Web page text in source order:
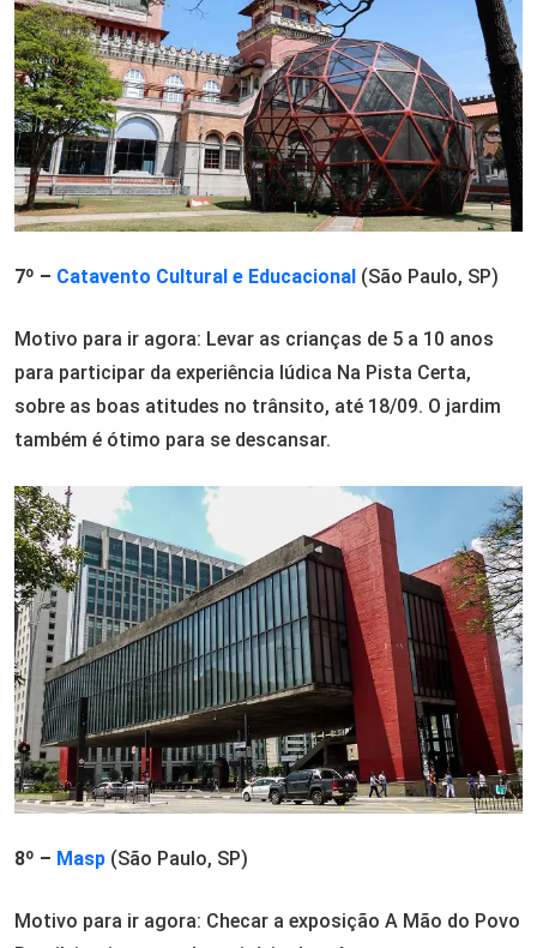
7º – Catavento Cultural e Educacional (São Paulo, SP)
Motivo para ir agora: Levar as crianças de 5 a 10 anos
para participar da experiência lúdica Na Pista Certa,
sobre as boas atitudes no trânsito, até 18/09. O jardim
também é ótimo para se descansar.
8º – Masp (São Paulo, SP)
Motivo para ir agora: Checar a exposição A Mão do Povo